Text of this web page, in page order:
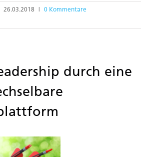
26.03.2018
0 Kommentare
durch eine